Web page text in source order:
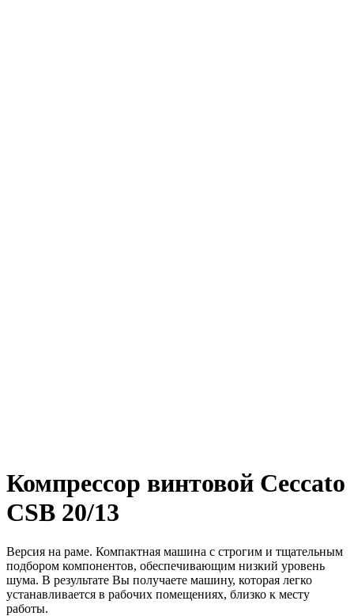
Компрессор винтовой Ceccato
CSB 20/13
Версия на раме. Компактная машина с строгим и тщательным
подбором компонентов, обеспечивающим низкий уровень
шума. В результате Вы получаете машину, которая легко
устанавливается в рабочих помещениях, близко к месту
работы.